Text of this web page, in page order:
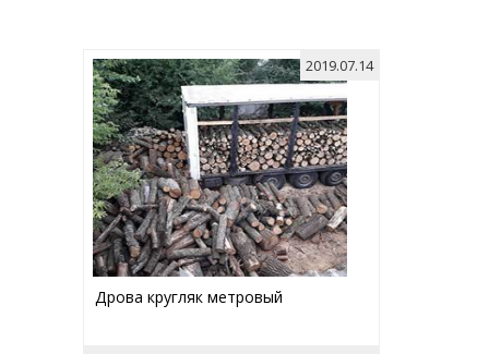
Дрова кругляк метровый
2019.07.14